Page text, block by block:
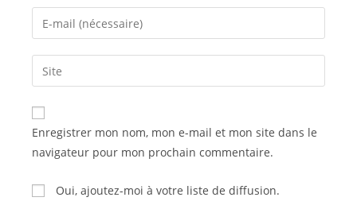
name
comment
Enter
your
email
address
comment
Saisir
l’URL
de
votre
(facultatif)
Enregistrer mon nom, mon e-mail et mon site dans le
navigateur pour mon prochain commentaire.
Oui, ajoutez-moi à votre liste de diffusion.